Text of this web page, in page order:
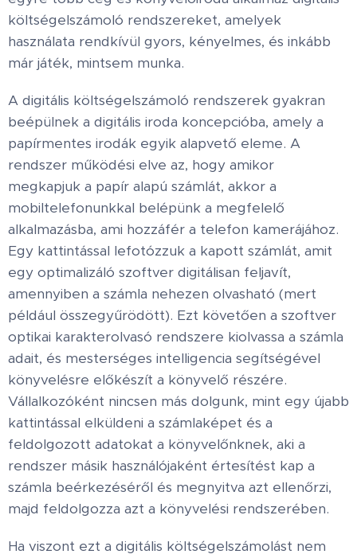
költségelszámoló rendszereket, amelyek
használata rendkívül gyors, kényelmes, és inkább
már játék, mintsem munka.
A digitális költségelszámoló rendszerek gyakran
beépülnek a digitális iroda koncepcióba, amely a
papírmentes irodák egyik alapvető eleme. A
rendszer működési elve az, hogy amikor
megkapjuk a papír alapú számlát, akkor a
mobiltelefonunkkal belépünk a megfelelő
alkalmazásba, ami hozzáfér a telefon kamerájához.
Egy kattintással lefotózzuk a kapott számlát, amit
egy optimalizáló szoftver digitálisan feljavít,
amennyiben a számla nehezen olvasható (mert
például összegyűrödött). Ezt követően a szoftver
optikai karakterolvasó rendszere kiolvassa a számla
adait, és mesterséges intelligencia segítségével
könyvelésre előkészít a könyvelő részére.
Vállalkozóként nincsen más dolgunk, mint egy újabb
kattintással elküldeni a számlaképet és a
feldolgozott adatokat a könyvelőnknek, aki a
rendszer másik használójaként értesítést kap a
számla beérkezéséről és megnyitva azt ellenőrzi,
majd feldolgozza azt a könyvelési rendszerében.
Ha viszont ezt a digitális költségelszámolást nem